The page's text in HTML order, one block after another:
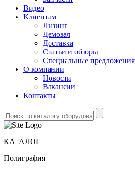
Видео
Клиентам
Лизинг
Демозал
Доставка
Статьи и обзоры
Специальные предложения
О компании
Новости
Вакансии
Контакты
КАТАЛОГ
Полиграфия